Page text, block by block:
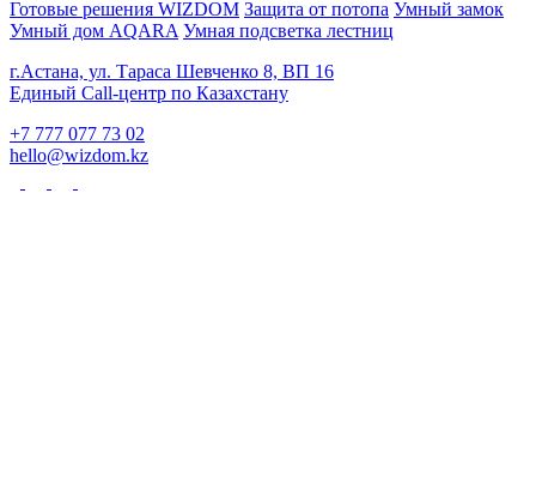
Готовые решения WIZDOM Защита от потопа Умный замок
Умный дом AQARA Умная подсветка лестниц
г.Астана, ул. Тараса Шевченко 8, ВП 16
Единый Call-центр по Казахстану
+7 777 077 73 02
hello@wizdom.kz